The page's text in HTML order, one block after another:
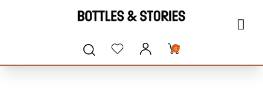
0